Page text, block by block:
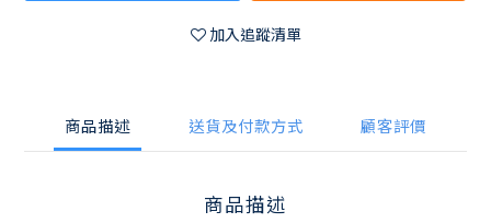
加入追蹤清單
商品描述 送貨及付款方式 顧客評價
商品描述